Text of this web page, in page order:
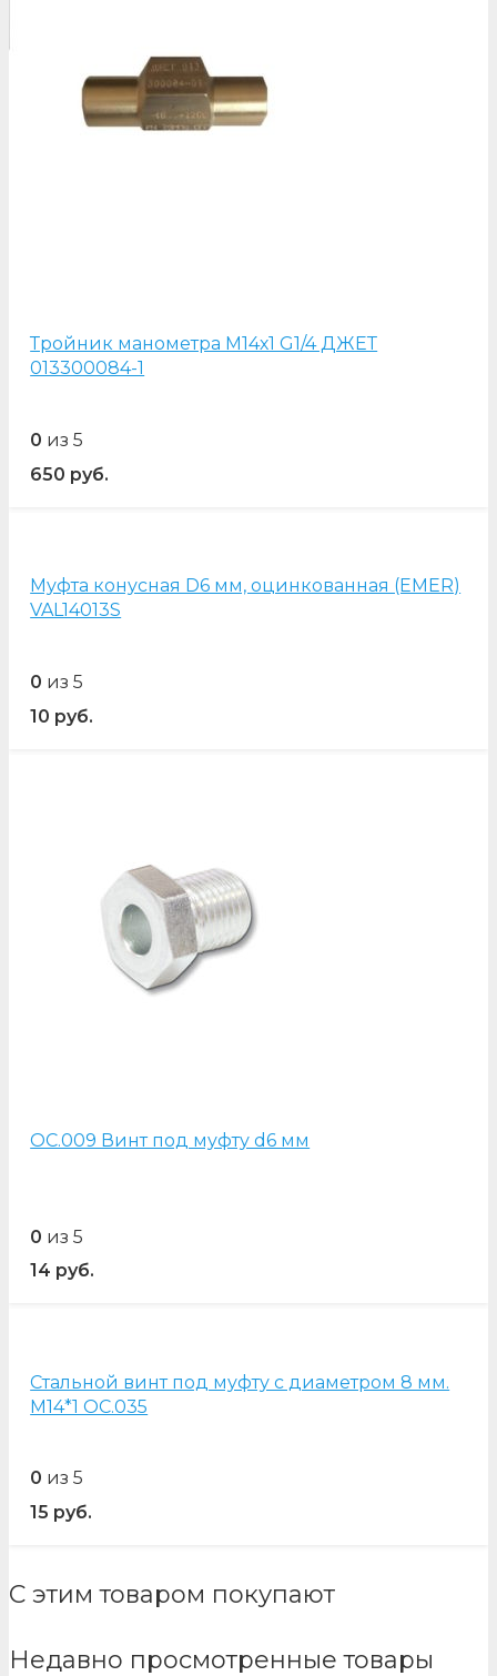
Тройник манометра М14х1 G1/4 ДЖЕТ
013300084-1
0 из 5
650 руб.
Муфта конусная D6 мм, оцинкованная (EMER)
VAL14013S
0 из 5
10 руб.
OC.009 Винт под муфту d6 мм
0 из 5
14 руб.
Стальной винт под муфту с диаметром 8 мм.
М14*1 OC.035
0 из 5
15 руб.
С этим товаром покупают
Недавно просмотренные товары